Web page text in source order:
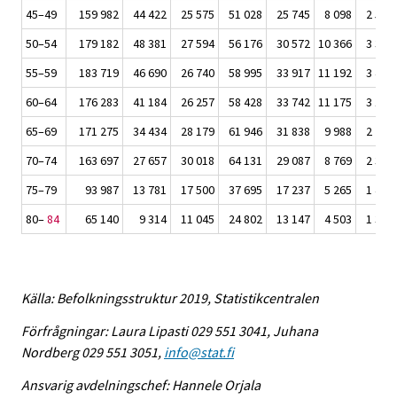
45–49
159 982 44 422 25 575 51 028 25 745 8 098
2 592
50–54
179 182 48 381 27 594 56 176 30 572 10 366
3 313
55–59
183 719 46 690 26 740 58 995 33 917 11 192
3 494
60–64
176 283 41 184 26 257 58 428 33 742 11 175
3 155
65–69
171 275 34 434 28 179 61 946 31 838 9 988
2 785
70–74
163 697 27 657 30 018 64 131 29 087 8 769
2 305
75–79
93 987 13 781 17 500 37 695 17 237 5 265
1 458
80–84 65 140 9 314 11 045 24 802 13 147 4 503 1 349
Källa: Befolkningsstruktur 2019, Statistikcentralen
Förfrågningar: Laura Lipasti 029 551 3041, Juhana
Nordberg 029 551 3051, info@stat.fi
Ansvarig avdelningschef: Hannele Orjala